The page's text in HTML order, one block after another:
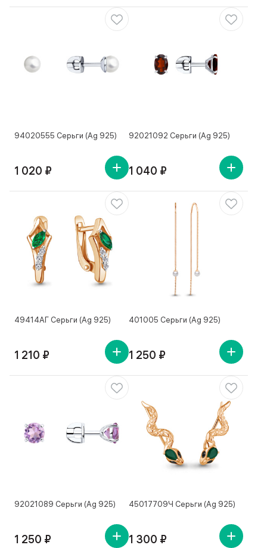
94020555 Серьги (Ag 925)
1 020 ₽
92021092 Серьги (Ag 925)
1 040 ₽
49414АГ Серьги (Ag 925)
1 210 ₽
401005 Серьги (Ag 925)
1 250 ₽
92021089 Серьги (Ag 925)
1 250 ₽
45017709Ч Серьги (Ag 925)
1 300 ₽